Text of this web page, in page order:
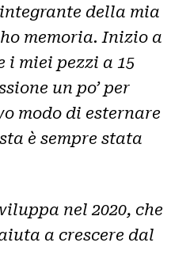
della mia
memoria. Inizio a
i miei pezzi a 15
un po’ per
modo di esternare
è sempre stata
nel 2020, che
a crescere dal